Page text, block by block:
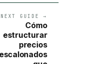
NEXT GUIDE →
Cómo
estructurar
precios
escalonados